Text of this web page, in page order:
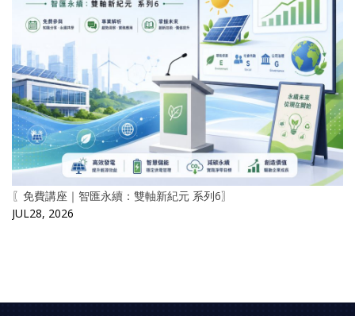
〖免費講座｜智匯永續：雙軸新紀元 系列6〗
JUL28, 2026